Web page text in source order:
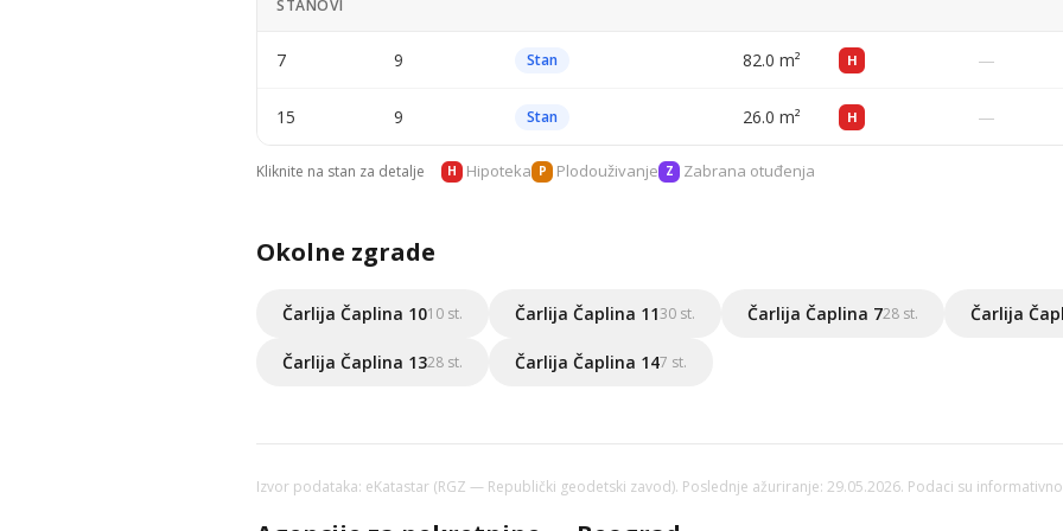
STANOVI
7 9 Stan 82.0 m² H —
15 9 Stan 26.0 m² H —
Kliknite na stan za detalje H Hipoteka P Plodouživanje Z Zabrana otuđenja
Okolne zgrade
Čarlija Čaplina 1010 st. Čarlija Čaplina 1130 st. Čarlija Čaplina 728 st. Čarlija
Čarlija Čaplina 1328 st. Čarlija Čaplina 147 st.
Izvor podataka: eKatastar (RGZ — Republički geodetski zavod). Poslednje ažuriranje: 29.05.2026. Podaci su